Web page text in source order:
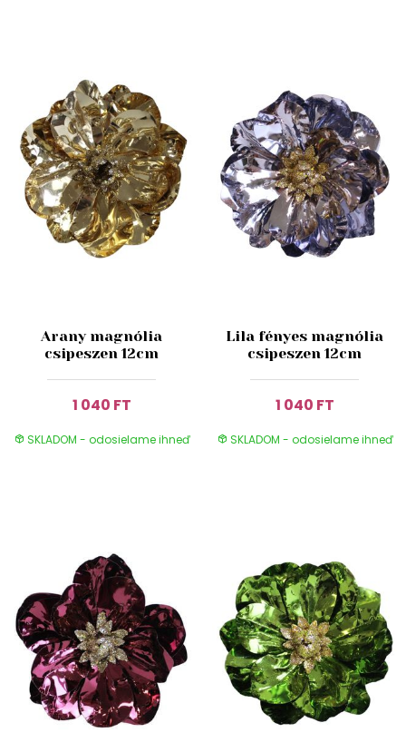
Arany magnólia
csipeszen 12cm
1 040 FT
SKLADOM - odosielame ihneď
Lila fényes magnólia
csipeszen 12cm
1 040 FT
SKLADOM - odosielame ihneď